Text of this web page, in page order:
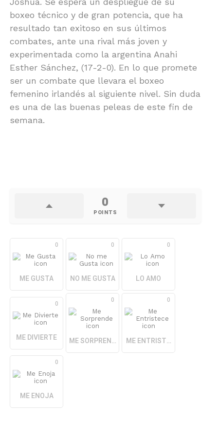
boxeo técnico y de gran potencia, que ha
resultado tan exitoso en sus últimos
combates, ante una rival más joven y
experimentada como la argentina Anahi
Esther Sánchez, (17-2-0). En lo que promete
ser un combate que llevara el boxeo
femenino irlandés al siguiente nivel. Sin duda
es una de las buenas peleas de este fin de
semana.
0
POINTS
0
ME GUSTA
0
NO ME GUSTA
0
LO AMO
0
ME DIVIERTE
0
ME SORPRENDE
0
ME ENTRISTECE
0
ME ENOJA